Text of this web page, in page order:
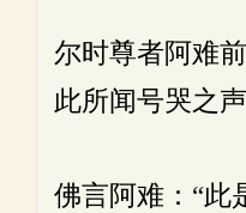
尔时尊者阿难
此所闻号哭之
佛言阿难：“此